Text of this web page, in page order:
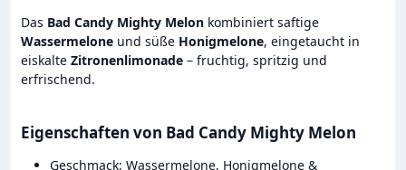
Das Bad Candy Mighty Melon kombiniert saftige
Wassermelone und süße Honigmelone, eingetaucht in
eiskalte Zitronenlimonade – fruchtig, spritzig und
erfrischend.
Eigenschaften von Bad Candy Mighty Melon
Geschmack: Wassermelone, Honigmelone &